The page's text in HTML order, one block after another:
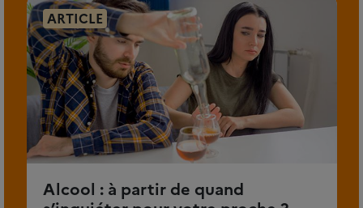
ARTICLE
Alcool : à partir de quand